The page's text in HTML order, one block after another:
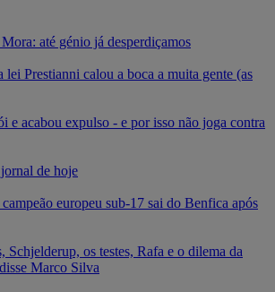
até génio já desperdiçamos
lei Prestianni calou a boca a muita gente (as
e acabou expulso - e por isso não joga contra
de hoje
europeu sub-17 sai do Benfica após
Schjelderup, os testes, Rafa e o dilema da
Marco Silva